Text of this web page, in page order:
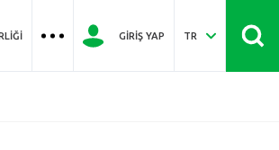
GIRIŞ YAP TR